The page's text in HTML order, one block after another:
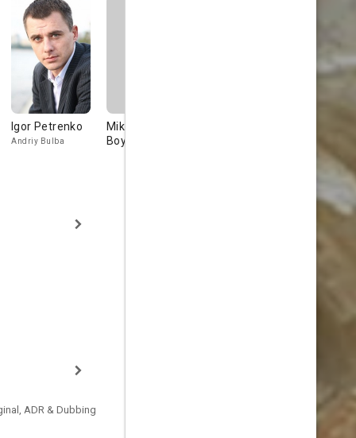
Igor Petrenko
Andriy Bulba
Mikhail
Boyarskiy
ADR & Dubbing